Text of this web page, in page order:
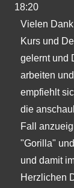
18:20
Vielen
Kurs und
gelernt und
arbeiten
empfiehlt
die
Fall
"Gorilla"
und damit
Herzlichen